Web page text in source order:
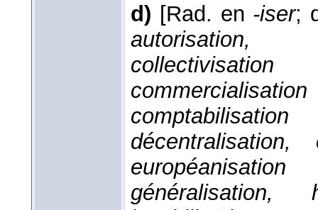
d) [Rad. en -iser;
autorisation,
collectivisation
commercialisation
comptabilisation
décentralisation,
européanisation
généralisation,